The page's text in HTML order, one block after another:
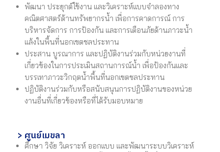
พัฒนา ประยุกต์ใช้งาน และวิเคราะห์แบบจำลองทาง
คณิตศาสตร์ด้านทรัพยากรน้ำ เพื่อการคาดการณ์ การ
บริหารจัดการ การป้องกัน และการเตือนภัยด้านภาวะน้ำ
แล้งในพื้นที่นอกเขตชลประทาน
ประสาน บูรณาการ และปฏิบัติงานร่วมกับหน่วยงานที่
เกี่ยวข้องในการประเมินสถานการณ์น้ำ เพื่อป้องกันและ
บรรเทาภาวะวิกฤตน้ำพื้นที่นอกเขตชลประทาน
ปฏิบัติงานร่วมกับหรือสนับสนุนการปฏิบัติงานของหน่วย
งานอื่นที่เกี่ยวข้องหรือที่ได้รับมอบหมาย
> ศูนย์เมขลา
ศึกษา วิจัย วิเคราะห์ ออกแบบ และพัฒนาระบบวิเคราะห์